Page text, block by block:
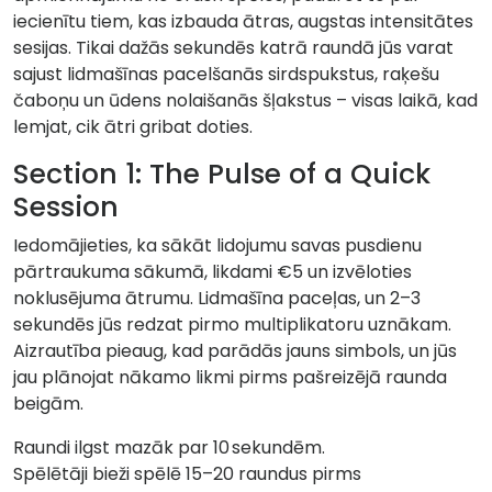
iecienītu tiem, kas izbauda ātras, augstas intensitātes
sesijas. Tikai dažās sekundēs katrā raundā jūs varat
sajust lidmašīnas pacelšanās sirdspukstus, raķešu
čaboņu un ūdens nolaišanās šļakstus – visas laikā, kad
lemjat, cik ātri gribat doties.
Section 1: The Pulse of a Quick
Session
Iedomājieties, ka sākāt lidojumu savas pusdienu
pārtraukuma sākumā, likdami €5 un izvēloties
noklusējuma ātrumu. Lidmašīna paceļas, un 2–3
sekundēs jūs redzat pirmo multiplikatoru uznākam.
Aizrautība pieaug, kad parādās jauns simbols, un jūs
jau plānojat nākamo likmi pirms pašreizējā raunda
beigām.
Raundi ilgst mazāk par 10 sekundēm.
Spēlētāji bieži spēlē 15–20 raundus pirms